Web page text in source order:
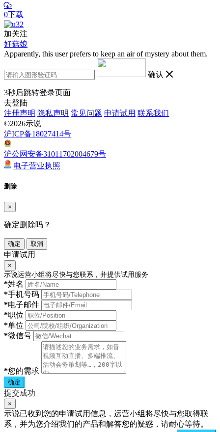
0下载
加关注
好菇娘
Apparently, this user prefers to keep an air of mystery about them.
确认
3秒后跳转登录页面
去登陆
注册声明 隐私声明 常见问题 申请试用 联系我们
©2026示说
沪ICP备18027414号
沪公网安备31011702004679号
电子营业执照
删除
×
确定删除吗？
确定 取消
申请试用
×
示说运营小组将尽快与您联系，并提供试用服务
*姓名
*手机号码
*电子邮件
*职位
*单位
*微信号
*您的需求
确定
提交成功
×
示说已收到您的申请试用信息，运营小组将尽快与您取得联
系，并为您介绍我们的产品和解答您的疑惑，请耐心等待。